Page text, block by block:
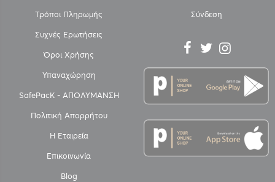
Τρόποι Πληρωμής
Συχνές Ερωτήσεις
Όροι Χρήσης
Υπαναχώρηση
SafePacK - ΑΠΟΛΥΜΑΝΣΗ
Πολιτική Απορρήτου
Η Εταιρεία
Επικοινωνία
Blog
Σύνδεση